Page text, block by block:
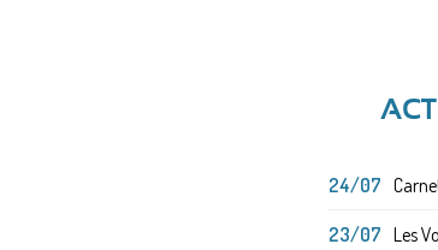
24/07
23/07 Les